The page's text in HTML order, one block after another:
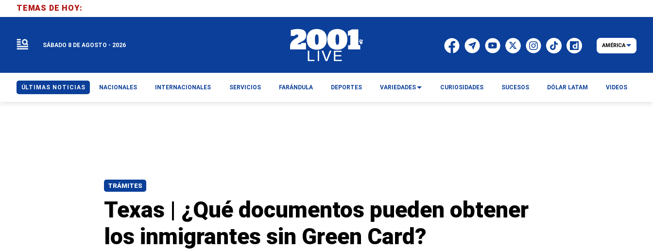
TRÁMITES
Texas | ¿Qué documentos pueden obtener
los inmigrantes sin Green Card?
TEMAS DE HOY:
SÁBADO 8 DE AGOSTO - 2026 AMÉRICA
ÚLTIMAS NOTICIAS NACIONALES INTERNACIONALES SERVICIOS FARÁNDULA DEPORTES VARIEDADES CURIOSIDADES SUCESOS DÓLAR LATAM VIDEOS